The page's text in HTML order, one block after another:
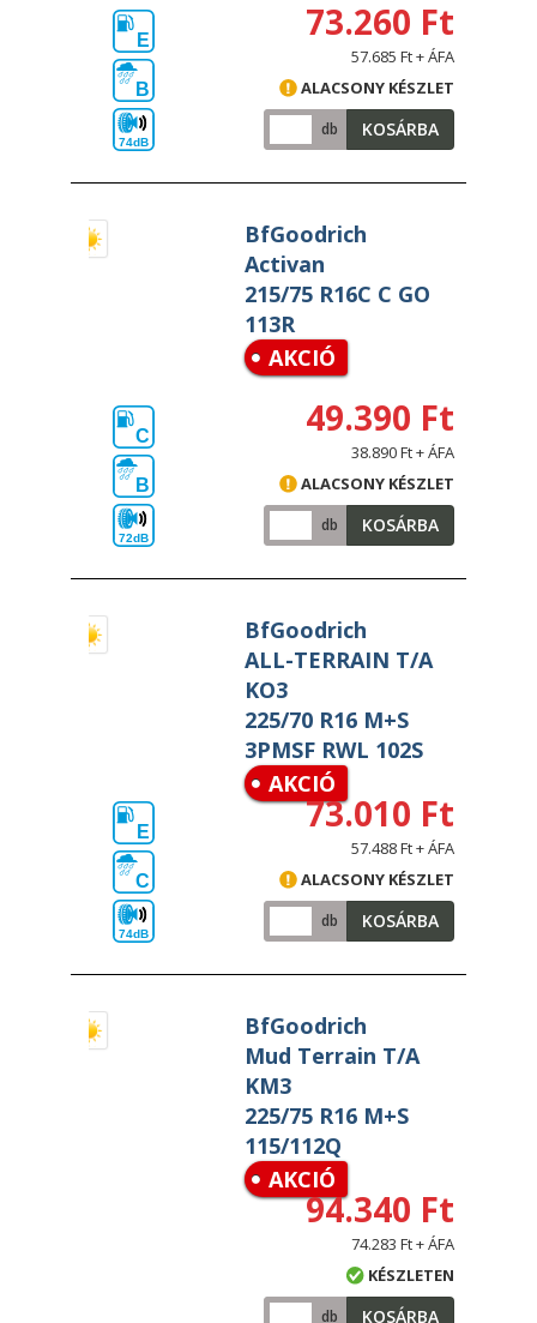
E
B
74dB
73.260 Ft
57.685 Ft + ÁFA
ALACSONY KÉSZLET
db KOSÁRBA
BfGoodrich
Activan
215/75 R16C C GO
113R
AKCIÓ
C
B
72dB
49.390 Ft
38.890 Ft + ÁFA
ALACSONY KÉSZLET
db KOSÁRBA
BfGoodrich
ALL-TERRAIN T/A
KO3
225/70 R16 M+S
3PMSF RWL 102S
AKCIÓ
E
C
74dB
73.010 Ft
57.488 Ft + ÁFA
ALACSONY KÉSZLET
db KOSÁRBA
BfGoodrich
Mud Terrain T/A
KM3
225/75 R16 M+S
115/112Q
AKCIÓ
94.340 Ft
74.283 Ft + ÁFA
KÉSZLETEN
db KOSÁRBA